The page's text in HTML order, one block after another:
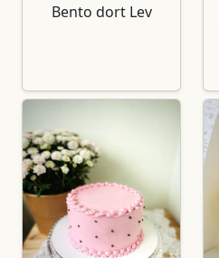
Bento dort Lev